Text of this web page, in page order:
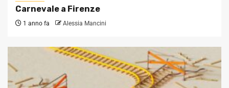
Carnevale a Firenze
1 anno fa Alessia Mancini